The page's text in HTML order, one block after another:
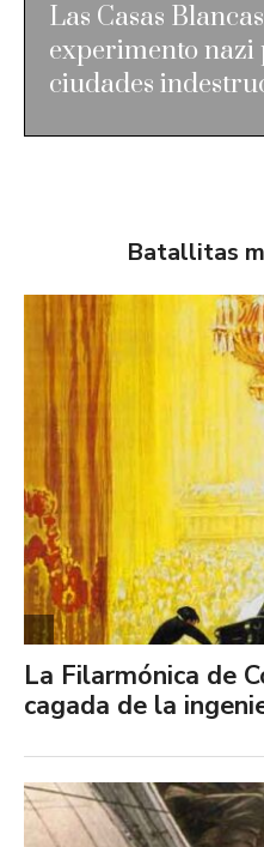
Las Casas
experimento
ciudades
Batallitas